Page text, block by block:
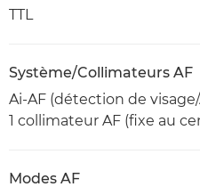
TTL
Système/Collimateurs AF
Ai-AF (détection de
1 collimateur AF (fixe au
Modes AF